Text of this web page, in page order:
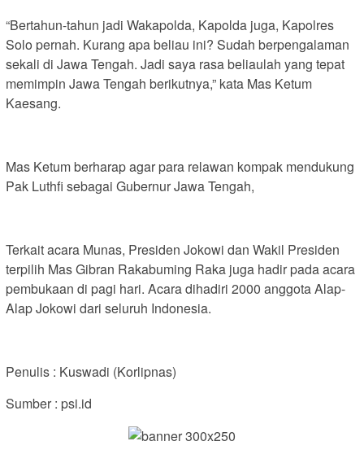
“Bertahun-tahun jadi Wakapolda, Kapolda juga, Kapolres
Solo pernah. Kurang apa beliau ini? Sudah berpengalaman
sekali di Jawa Tengah. Jadi saya rasa beliaulah yang tepat
memimpin Jawa Tengah berikutnya,” kata Mas Ketum
Kaesang.
Mas Ketum berharap agar para relawan kompak mendukung
Pak Luthfi sebagai Gubernur Jawa Tengah,
Terkait acara Munas, Presiden Jokowi dan Wakil Presiden
terpilih Mas Gibran Rakabuming Raka juga hadir pada acara
pembukaan di pagi hari. Acara dihadiri 2000 anggota Alap-
Alap Jokowi dari seluruh Indonesia.
Penulis : Kuswadi (Korlipnas)
Sumber : psi.id